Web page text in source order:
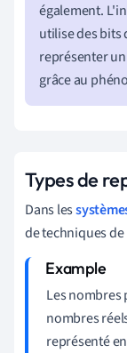
également.
utilise des
représenter
grâce au
Types de
Dans les
de techniques
Les nombres
nombres
représenté